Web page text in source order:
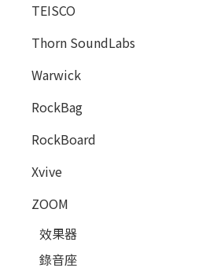
TEISCO
Thorn SoundLabs
Warwick
RockBag
RockBoard
Xvive
ZOOM
效果器
錄音座